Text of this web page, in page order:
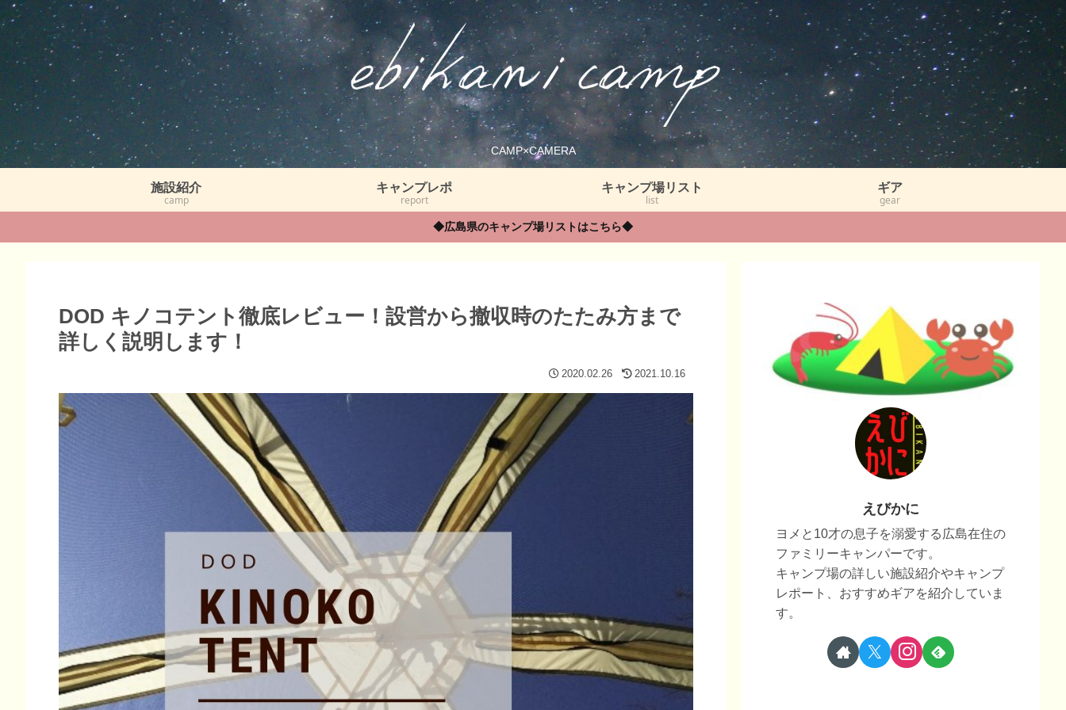
CAMP×CAMERA
施設紹介
camp
キャンプレポ
report
キャンプ場リスト
list
ギア
gear
◆広島県のキャンプ場リストはこちら◆
DOD キノコテント徹底レビュー！設営から撤収時のたたみ方まで
詳しく説明します！
2020.02.26 2021.10.16
えびかに
ヨメと10才の息子を溺愛する広島在住の
ファミリーキャンパーです。
キャンプ場の詳しい施設紹介やキャンプ
レポート、おすすめギアを紹介していま
す。